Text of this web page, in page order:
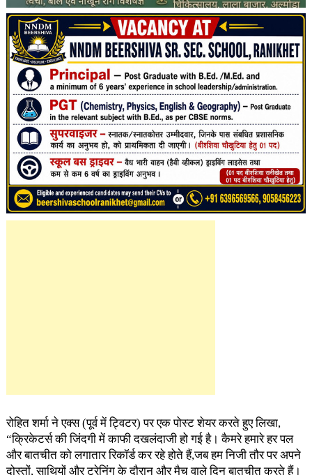
रोहित शर्मा ने एक्स (पूर्व में ट्विटर) पर एक पोस्ट शेयर करते हुए लिखा,
“क्रिकेटर्स की जिंदगी में काफी दखलंदाजी हो गई है। कैमरे हमारे हर पल
और बातचीत को लगातार रिकॉर्ड कर रहे होते हैं,जब हम निजी तौर पर अपने
दोस्तों, साथियों और ट्रेनिंग के दौरान और मैच वाले दिन बातचीत करते हैं।